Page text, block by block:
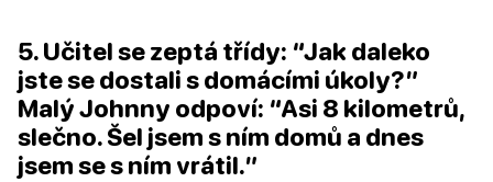
5. Učitel se zeptá třídy: “Jak daleko
jste se dostali s domácími úkoly?”
Malý Johnny odpoví: “Asi 8 kilometrů,
slečno. Šel jsem s ním domů a dnes
jsem se s ním vrátil.”